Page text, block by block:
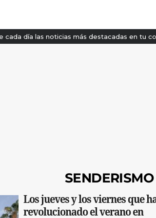
SENDERISMO
Los jueves y los viernes que
revolucionado el verano en